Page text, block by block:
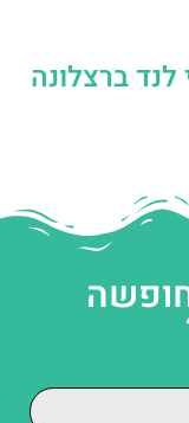
ברצלונה